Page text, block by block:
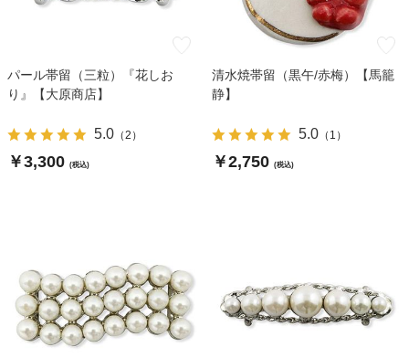
パール帯留（三粒）『花しお
り』【大原商店】
5.0（2 ）
￥3,300 (税込)
清水焼帯留（黒午/赤梅）【馬籠
静】
5.0（ 1 ）
￥2,750 (税込)